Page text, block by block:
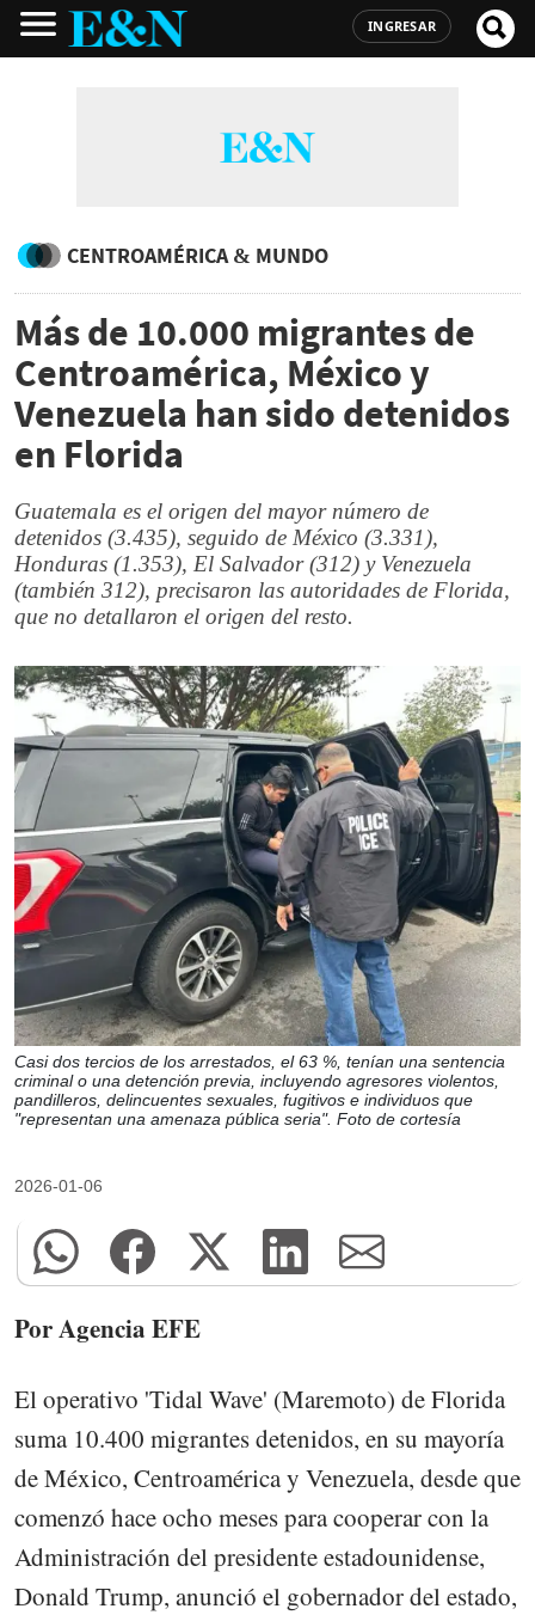
INGRESAR
CENTROAMÉRICA & MUNDO
Más de 10.000 migrantes de
Centroamérica, México y
Venezuela han sido detenidos
en Florida
Guatemala es el origen del mayor número de
detenidos (3.435), seguido de México (3.331),
Honduras (1.353), El Salvador (312) y Venezuela
(también 312), precisaron las autoridades de Florida,
que no detallaron el origen del resto.
Casi dos tercios de los arrestados, el 63 %, tenían una sentencia
criminal o una detención previa, incluyendo agresores violentos,
pandilleros, delincuentes sexuales, fugitivos e individuos que
"representan una amenaza pública seria". Foto de cortesía
2026-01-06
Por Agencia EFE
El operativo 'Tidal Wave' (Maremoto) de Florida
suma 10.400 migrantes detenidos, en su mayoría
de México, Centroamérica y Venezuela, desde que
comenzó hace ocho meses para cooperar con la
Administración del presidente estadounidense,
Donald Trump, anunció el gobernador del estado,